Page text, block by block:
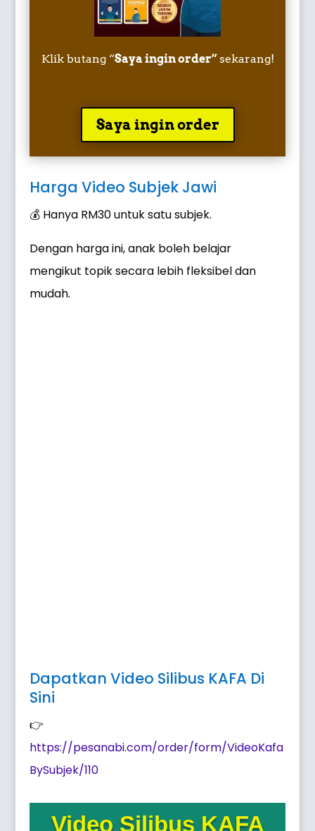
Klik butang “Saya ingin order”sekarang!
Saya ingin order
Harga Video Subjek Jawi
💰 Hanya RM30 untuk satu subjek.
Dengan harga ini, anak boleh belajar
mengikut topik secara lebih fleksibel dan
mudah.
Dapatkan Video Silibus KAFA Di
Sini
👉
https://pesanabi.com/order/form/VideoKafa
BySubjek/110
Video Silibus KAFA